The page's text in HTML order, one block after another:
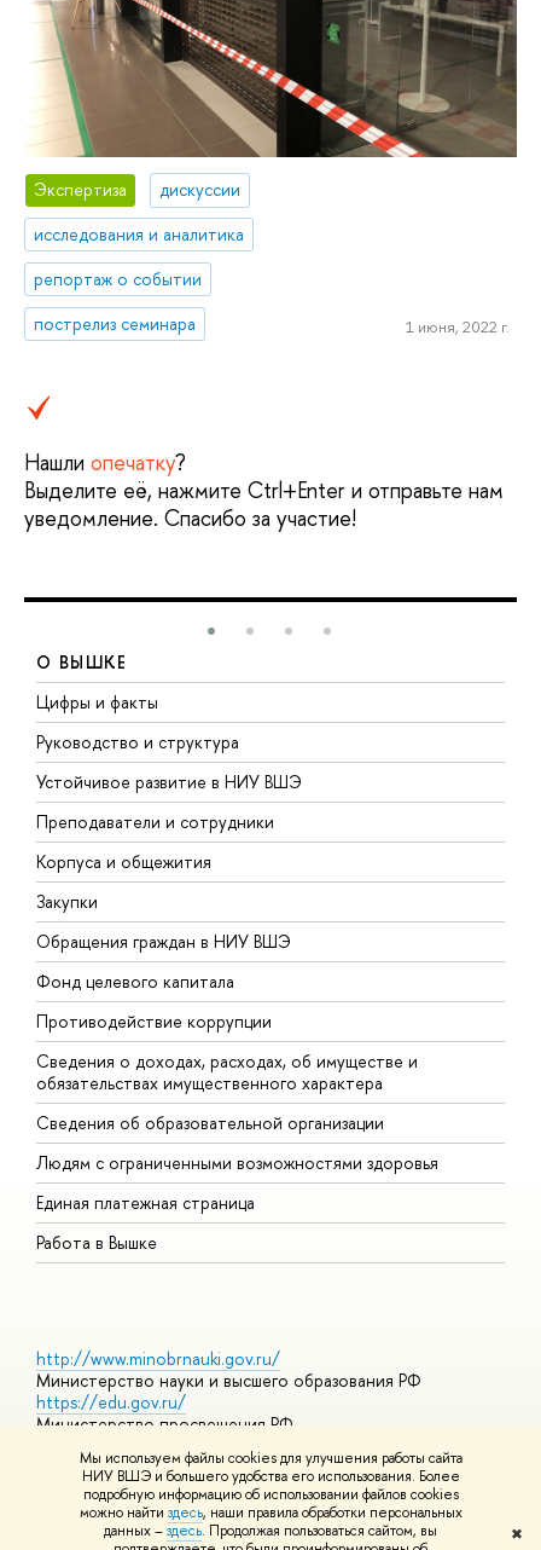
Мы используем файлы cookies для улучшения работы сайта
НИУ ВШЭ и большего удобства его использования. Более
подробную информацию об использовании файлов cookies
можно найти здесь, наши правила обработки персональных
данных –здесь. Продолжая пользоваться сайтом, вы
✖
Экспертиза
дискуссии
исследования и аналитика
репортаж о событии
пострелиз семинара
1 июня, 2022 г.
Нашли опечатку?
Выделите её, нажмите Ctrl+Enter и отправьте нам
уведомление. Спасибо за участие!
О ВЫШКЕ
Цифры и факты
Руководство и структура
Устойчивое развитие в НИУ ВШЭ
Преподаватели и сотрудники
Корпуса и общежития
Закупки
Обращения граждан в НИУ ВШЭ
Фонд целевого капитала
Противодействие коррупции
Сведения о доходах, расходах, об имуществе и
обязательствах имущественного характера
Сведения об образовательной организации
Людям с ограниченными возможностями здоровья
Единая платежная страница
Работа в Вышке
http://www.minobrnauki.gov.ru/
Министерство науки и высшего образования РФ
https://edu.gov.ru/
Министерство просвещения РФ
https://elearning.hse.ru/mooc
Массовые открытые онлайн-курсы
© НИУ ВШЭ 1993–2026 Адреса и контактыУсловия